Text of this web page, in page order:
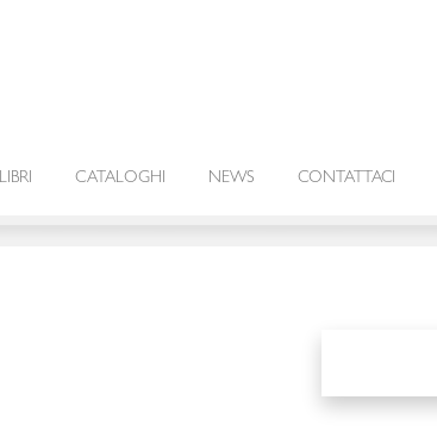
CATALOGHI NEWS CONTATTACI